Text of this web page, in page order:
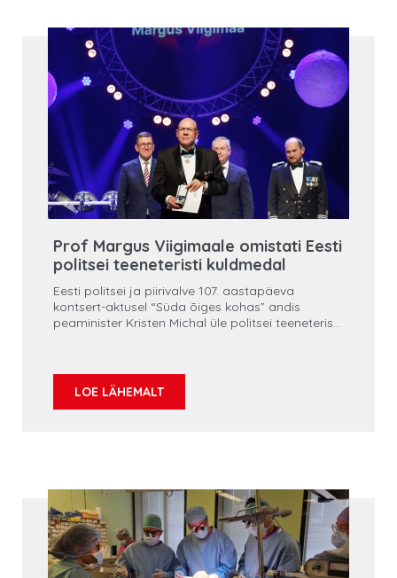
Prof Margus Viigimaale omistati Eesti
politsei teeneteristi kuldmedal
Eesti politsei ja piirivalve 107. aastapäeva
kontsert-aktusel “Süda õiges kohas” andis
peaminister Kristen Michal üle politsei teeneteristi
Regionaalhaigla pikaaegne ning teenekas
kardioloog.
LOE LÄHEMALT